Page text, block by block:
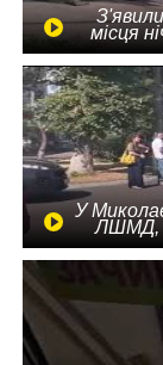
місця
У
ЛШМД,